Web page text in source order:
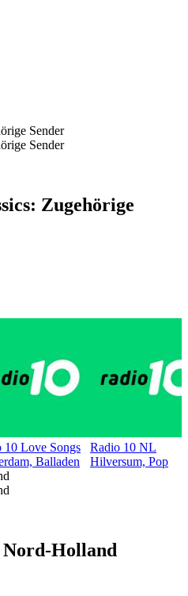
Sender
Sender
Zugehörige
10 Love Songs
Balladen
Radio 10 NL
Hilversum, Pop
Nord-Holland